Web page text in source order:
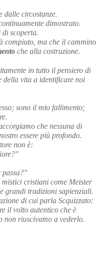
dalle circostanze.
dimostrato.
di scoperta.
compiuto, ma che il cammino
che alla costruzione.
in tutto il pensiero di
della vita a identificare noi
sono il mio fallimento;
che nessuna di
essere più profondo.
non è:
passa?"
cristiani come Meister
grandi tradizioni sapienziali.
di cui parla Scquizzato:
il volto autentico che è
non riuscivamo a vederlo.